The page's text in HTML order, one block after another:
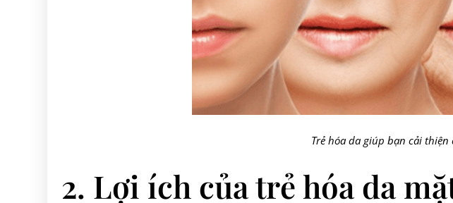
Trẻ hóa da giúp bạn cải
2. Lợi ích của trẻ hóa da